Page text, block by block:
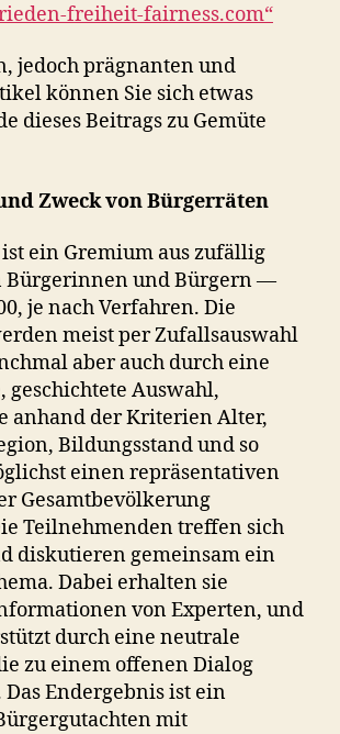
freiheit-fairness.com“
jedoch prägnanten und
können Sie sich etwas
dieses Beitrags zu Gemüte
Zweck von Bürgerräten
ein Gremium aus zufällig
Bürgerinnen und Bürgern —
je nach Verfahren. Die
meist per Zufallsauswahl
aber auch durch eine
geschichtete Auswahl,
anhand der Kriterien Alter,
Bildungsstand und so
einen repräsentativen
Gesamtbevölkerung
Teilnehmenden treffen sich
diskutieren gemeinsam ein
Dabei erhalten sie
von Experten, und
durch eine neutrale
zu einem offenen Dialog
Endergebnis ist ein
mit